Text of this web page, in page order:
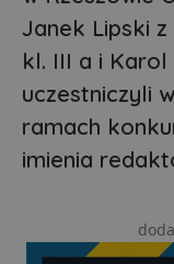
Janek Lipski
kl. III a i
uczestniczyli
ramach
imienia